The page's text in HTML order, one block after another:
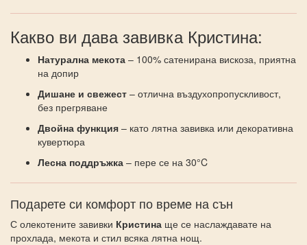
Какво ви дава завивка Кристина:
Натурална мекота – 100% сатенирана вискоза, приятна
на допир
Дишане и свежест – отлична въздухопропускливост,
без прегряване
Двойна функция – като лятна завивка или декоративна
кувертюра
Лесна поддръжка – пере се на 30°C
Подарете си комфорт по време на сън
С олекотените завивки Кристина ще се наслаждавате на
прохлада, мекота и стил всяка лятна нощ.